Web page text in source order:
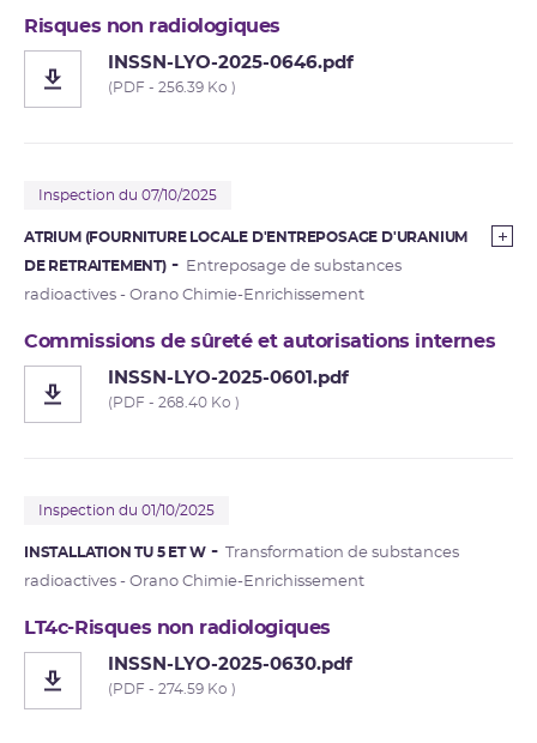
Risques non radiologiques
INSSN-LYO-2025-0646.pdf
(PDF - 256.39 Ko )
Inspection du 07/10/2025
ATRIUM (FOURNITURE LOCALE D'ENTREPOSAGE D'URANIUM
DE RETRAITEMENT)
Entreposage de substances
radioactives - Orano Chimie-Enrichissement
Commissions de sûreté et autorisations internes
INSSN-LYO-2025-0601.pdf
(PDF - 268.40 Ko )
Inspection du 01/10/2025
INSTALLATION TU 5 ET W
Transformation de substances
radioactives - Orano Chimie-Enrichissement
LT4c-Risques non radiologiques
INSSN-LYO-2025-0630.pdf
(PDF - 274.59 Ko )